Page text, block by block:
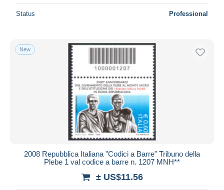
Status Professional
New
2008 Repubblica Italiana "Codici a Barre" Tribuno della
Plebe 1 val codice a barre n. 1207 MNH**
± US$11.56